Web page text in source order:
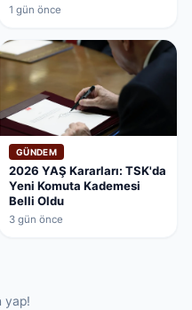
1 gün önce
GÜNDEM
2026 YAŞ Kararları: TSK'da
Yeni Komuta Kademesi
Belli Oldu
3 gün önce
yap!